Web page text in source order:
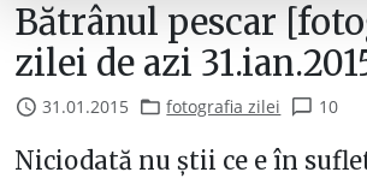
Bătrânul pescar
zilei de azi
31.01.2015 fotografia zilei 10
Niciodată nu știi ce e în